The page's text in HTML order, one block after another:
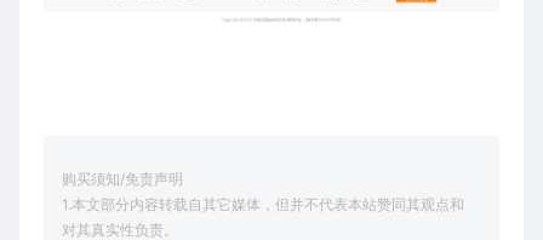
购买须知/免责声明
1.本文部分内容转载自其它媒体，但并不代表本站赞同其观点和
对其真实性负责。